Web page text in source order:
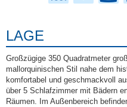
LAGE
Großzügige 350 Quadratmeter
mallorquinischen Stil nahe dem
komfortabel und geschmackvoll
über 5 Schlafzimmer mit Bädern
Räumen. Im Außenbereich